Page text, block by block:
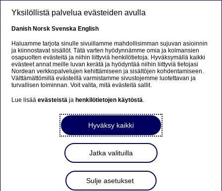
Nordea Bank Oyj: Omien
osakkeiden takaisinosto
25.10.2023
25-10-2023 22:30
Nordea Bank Oyj
Pörssitiedote – Muutokset omien osakkeiden
25.10.2023 klo 22.30 Suomen aikaa
Yksilöllistä palvelua evästeiden avulla
Danish Norsk Svenska English
Haluamme tarjota sinulle sivuillamme mahdollisimman sujuvan asioinnin
ja kiinnostavat sisällöt. Tätä varten hyödynnämme omia ja kolmansien
osapuolten evästeitä ja niihin liittyviä henkilötietoja. Hyväksymällä kaikki
evästeet annat meille luvan kerätä ja hyödyntää niihin liittyviä tietojasi
Nordean verkkopalvelujen kehittämiseen ja sisältöjen kohdentamiseen.
Välttämättömillä evästeillä varmistamme sivustojemme luotettavan ja
turvallisen toiminnan. Voit valita, mitä evästeitä sallit.
Lue lisääevästeistä ja henkilötietojen käytöstä.
Hyväksy kaikki
Jatka valituilla
Sulje asetukset